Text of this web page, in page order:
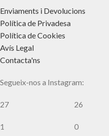
Enviaments i Devolucions
Política de Privadesa
Política de Cookies
Avís Legal
Contacta'ns
Segueix-nos a Instagram:
27
1
26
0